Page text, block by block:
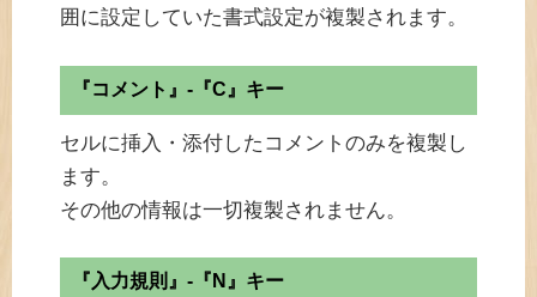
囲に設定していた書式設定が複製されます。
『コメント』-『C』キー
セルに挿入・添付したコメントのみを複製し
ます。
その他の情報は一切複製されません。
『入力規則』-『N』キー